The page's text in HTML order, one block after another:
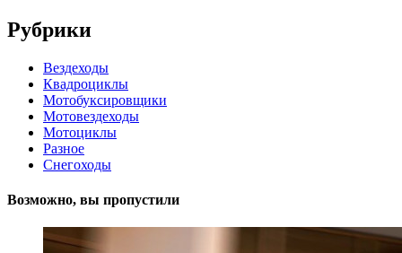
Рубрики
Вездеходы
Квадроциклы
Мотобуксировщики
Мотовездеходы
Мотоциклы
Разное
Снегоходы
Возможно, вы пропустили